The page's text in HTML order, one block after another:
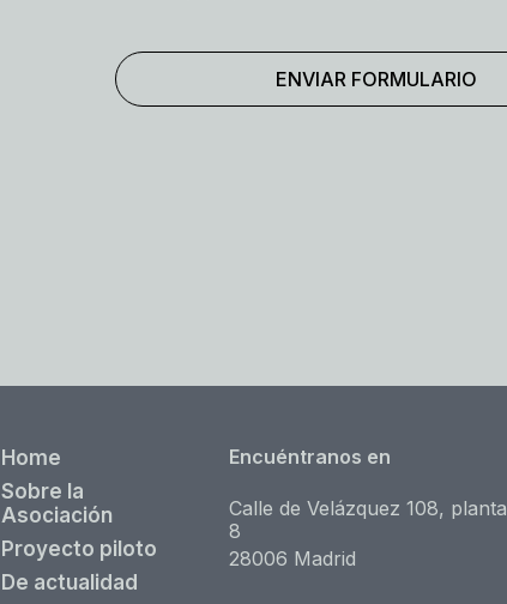
Home
Sobre la
Asociación
Proyecto piloto
De actualidad
Encuéntranos en
Calle de Velázquez 108, planta
8
28006 Madrid